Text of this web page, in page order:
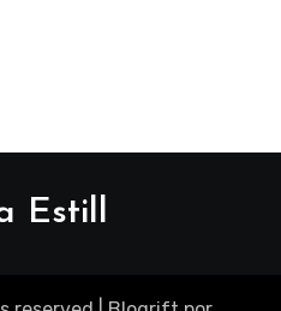
Estill